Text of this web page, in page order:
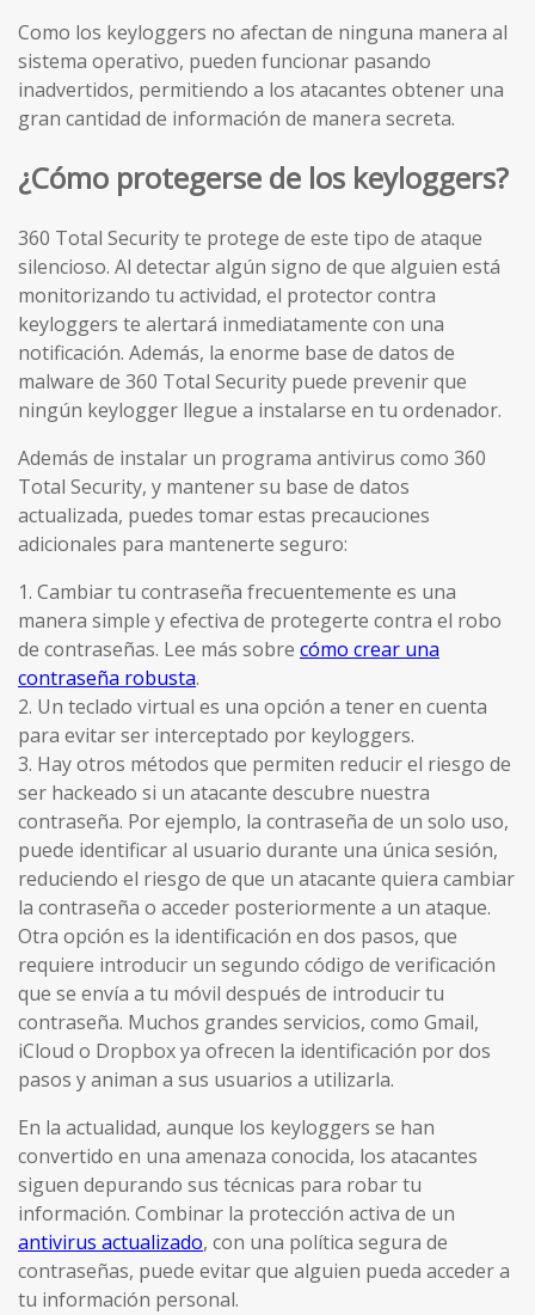
Como los keyloggers no afectan de ninguna manera al
sistema operativo, pueden funcionar pasando
inadvertidos, permitiendo a los atacantes obtener una
gran cantidad de información de manera secreta.
¿Cómo protegerse de los keyloggers?
360 Total Security te protege de este tipo de ataque
silencioso. Al detectar algún signo de que alguien está
monitorizando tu actividad, el protector contra
keyloggers te alertará inmediatamente con una
notificación. Además, la enorme base de datos de
malware de 360 Total Security puede prevenir que
ningún keylogger llegue a instalarse en tu ordenador.
Además de instalar un programa antivirus como 360
Total Security, y mantener su base de datos
actualizada, puedes tomar estas precauciones
adicionales para mantenerte seguro:
1. Cambiar tu contraseña frecuentemente es una
manera simple y efectiva de protegerte contra el robo
de contraseñas. Lee más sobre cómo crear una
contraseña robusta.
2. Un teclado virtual es una opción a tener en cuenta
para evitar ser interceptado por keyloggers.
3. Hay otros métodos que permiten reducir el riesgo de
ser hackeado si un atacante descubre nuestra
contraseña. Por ejemplo, la contraseña de un solo uso,
puede identificar al usuario durante una única sesión,
reduciendo el riesgo de que un atacante quiera cambiar
la contraseña o acceder posteriormente a un ataque.
Otra opción es la identificación en dos pasos, que
requiere introducir un segundo código de verificación
que se envía a tu móvil después de introducir tu
contraseña. Muchos grandes servicios, como Gmail,
iCloud o Dropbox ya ofrecen la identificación por dos
pasos y animan a sus usuarios a utilizarla.
En la actualidad, aunque los keyloggers se han
convertido en una amenaza conocida, los atacantes
siguen depurando sus técnicas para robar tu
información. Combinar la protección activa de un
antivirus actualizado, con una política segura de
contraseñas, puede evitar que alguien pueda acceder a
tu información personal.